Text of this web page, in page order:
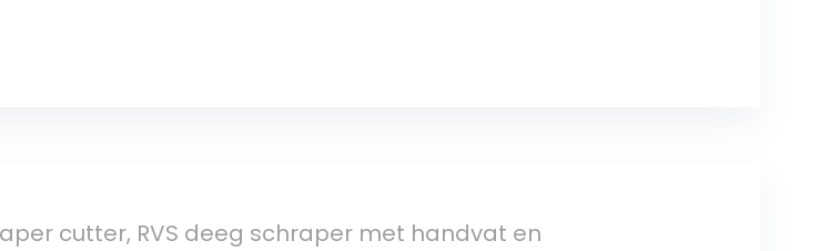
cutter, RVS deeg schraper met handvat en